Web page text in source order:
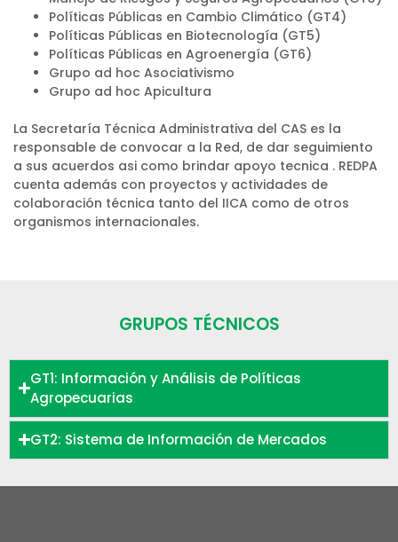
Políticas Públicas en Cambio Climático (GT4)
Políticas Públicas en Biotecnología (GT5)
Políticas Públicas en Agroenergía (GT6)
Grupo ad hoc Asociativismo
Grupo ad hoc Apicultura
La Secretaría Técnica Administrativa del CAS es la
responsable de convocar a la Red, de dar seguimiento
a sus acuerdos asi como brindar apoyo tecnica . REDPA
cuenta además con proyectos y actividades de
colaboración técnica tanto del IICA como de otros
organismos internacionales.
GRUPOS TÉCNICOS
GT1: Información y Análisis de Políticas
Agropecuarias
GT2: Sistema de Información de Mercados